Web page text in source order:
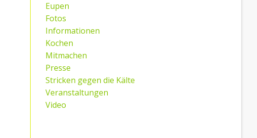
Eupen
Fotos
Informationen
Kochen
Mitmachen
Presse
Stricken gegen die Kälte
Veranstaltungen
Video